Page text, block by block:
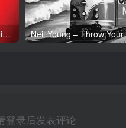
Neil Young – Tonight’s the Night (50th Anniversary)(093624835097)【24bit／192.0kHz】土耳其区
登录后发表评论